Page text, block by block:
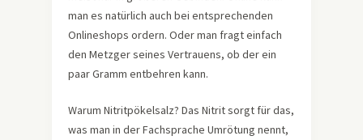
man es natürlich auch bei entsprechenden
Onlineshops ordern. Oder man fragt einfach
den Metzger seines Vertrauens, ob der ein
paar Gramm entbehren kann.
Warum Nitritpökelsalz? Das Nitrit sorgt für das,
was man in der Fachsprache Umrötung nennt,